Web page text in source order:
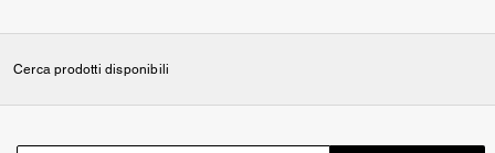
Cerca prodotti disponibili